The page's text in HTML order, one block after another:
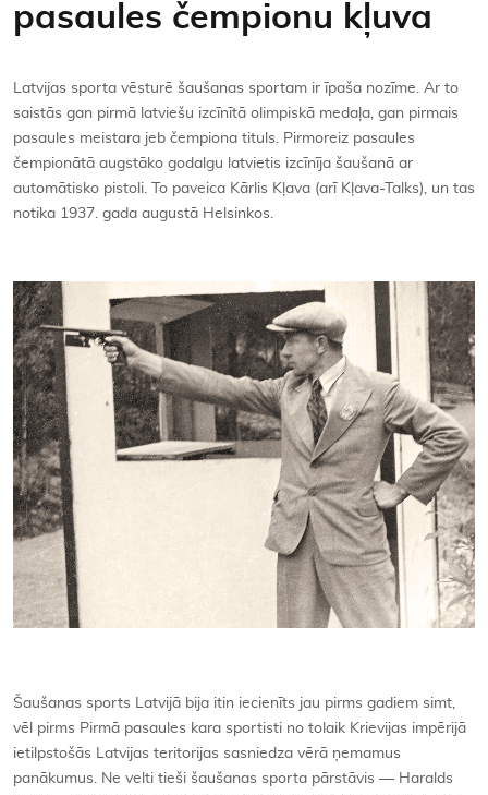
pasaules čempionu kļuva
Latvijas sporta vēsturē šaušanas sportam ir īpaša nozīme. Ar to
saistās gan pirmā latviešu izcīnītā olimpiskā medaļa, gan pirmais
pasaules meistara jeb čempiona tituls. Pirmoreiz pasaules
čempionātā augstāko godalgu latvietis izcīnīja šaušanā ar
automātisko pistoli. To paveica Kārlis Kļava (arī Kļava-Talks), un tas
notika 1937. gada augustā Helsinkos.
Šaušanas sports Latvijā bija itin iecienīts jau pirms gadiem simt,
vēl pirms Pirmā pasaules kara sportisti no tolaik Krievijas impērijā
ietilpstošās Latvijas teritorijas sasniedza vērā ņemamus
panākumus. Ne velti tieši šaušanas sporta pārstāvis — Haralds